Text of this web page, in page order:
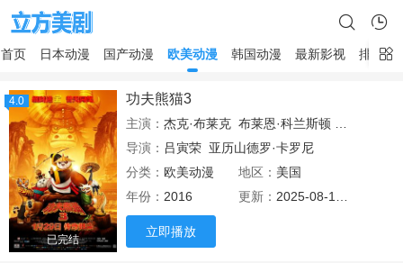
首页 日本动漫 国产动漫 欧美动漫 韩国动漫 最新影视 排行榜
4.0
已完结
功夫熊猫3
主演： 杰克·布莱克 布莱恩·科兰斯顿
导演： 吕寅荣 亚历山德罗·卡罗尼
分类： 欧美动漫 地区： 美国
年份： 2016 更新： 2025-08-16 12:20
立即播放